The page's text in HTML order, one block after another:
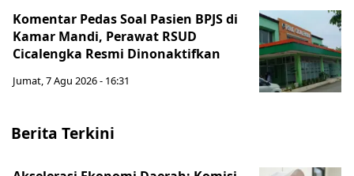
Komentar Pedas Soal Pasien BPJS di
Kamar Mandi, Perawat RSUD
Cicalengka Resmi Dinonaktifkan
Jumat, 7 Agu 2026 - 16:31
Berita Terkini